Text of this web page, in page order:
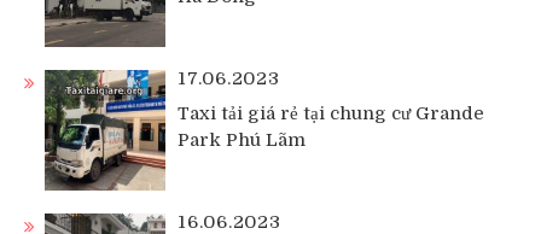
17.06.2023
Taxi tải giá rẻ tại chung cư Grande
Park Phú Lãm
16.06.2023